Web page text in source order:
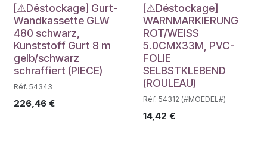
Déstockage
[⚠Déstockage] Gurt-
Wandkassette GLW
480 schwarz,
Kunststoff Gurt 8 m
gelb/schwarz
schraffiert (PIECE)
Réf. 54343
226,46 €
Déstockage
[⚠Déstockage]
WARNMARKIERUNG
ROT/WEISS
5.0CMX33M, PVC-
FOLIE
SELBSTKLEBEND
(ROULEAU)
Réf. 54312 (#MOEDEL#)
14,42 €